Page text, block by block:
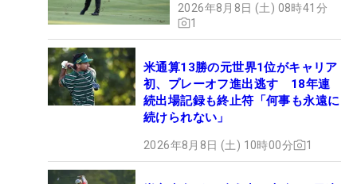
2026年8月8日 (土) 08時41分
1
米通算13勝の元世界1位がキャリア
初、プレーオフ進出逃す 18年連
続出場記録も終止符「何事も永遠に
続けられない」
2026年8月8日 (土) 10時00分 1